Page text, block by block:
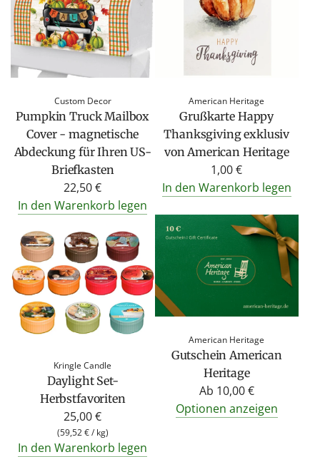
Custom Decor
Pumpkin Truck Mailbox
Cover - magnetische
Abdeckung für Ihren US-
Briefkasten
22,50 €
In den Warenkorb legen
American Heritage
Grußkarte Happy
Thanksgiving exklusiv
von American Heritage
1,00 €
In den Warenkorb legen
Kringle Candle
Daylight Set-
Herbstfavoriten
25,00 €
(59,52 €/ kg)
In den Warenkorb legen
American Heritage
Gutschein American
Heritage
Ab 10,00 €
Optionen anzeigen